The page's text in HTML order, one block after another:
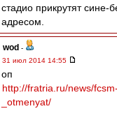
стадио прикрутят сине-
адресом.
wod -
31 июл 2014 14:55
оп
http://fratria.ru/news/
_otmenyat/